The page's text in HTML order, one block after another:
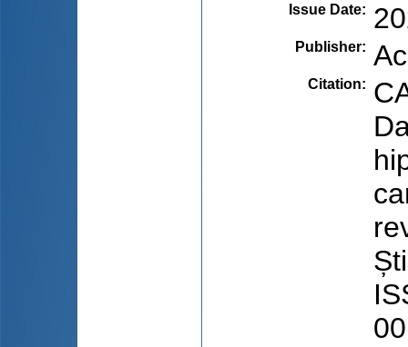
Issue Date:
Publisher:
Citation: